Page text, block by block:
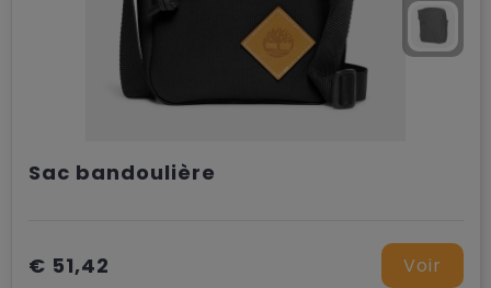
Sac bandoulière
€ 51,42 Voir